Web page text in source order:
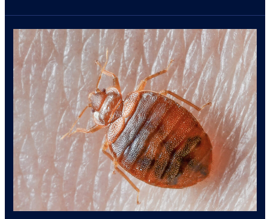
على
وجود
بق
في
منزلك
و
اباده
البق